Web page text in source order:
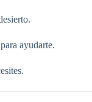
ayudarte.